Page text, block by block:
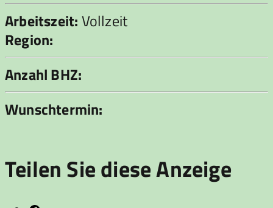
Arbeitszeit:Vollzeit
Region:
Anzahl BHZ:
Wunschtermin:
Teilen Sie diese Anzeige